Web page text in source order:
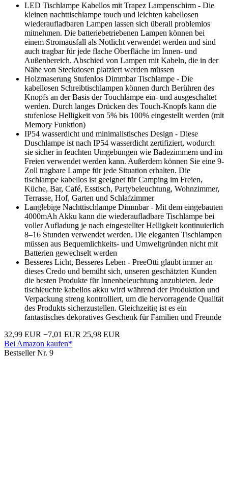
LED Tischlampe Kabellos mit Trapez Lampenschirm - Die
kleinen nachttischlampe touch und leichten kabellosen
wiederaufladbaren Lampen lassen sich überall problemlos
mitnehmen. Die batteriebetriebenen Lampen können bei
einem Stromausfall als Notlicht verwendet werden und sind
auch tragbar für jede flache Oberfläche im Innen- und
Außenbereich. Abschied von Lampen mit Kabeln, die in der
Nähe von Steckdosen platziert werden müssen
Holzmaserung Stufenlos Dimmbar Tischlampe - Die
kabellosen Schreibtischlampen können durch Berühren des
Knopfs an der Basis der Touchlampe ein- und ausgeschaltet
werden. Durch langes Drücken des Touch-Knopfs kann die
stufenlose Helligkeit von 5% bis 100% eingestellt werden (mit
Memory Funktion)
IP54 wasserdicht und minimalistisches Design - Diese
Duschlampe ist nach IP54 wasserdicht zertifiziert, wodurch
sie sicher in feuchten Umgebungen wie Badezimmern und im
Freien verwendet werden kann. Außerdem können Sie eine 9-
Zoll tragbare Lampe für jede Situation erhalten. Die
tischlampe kabellos ist geeignet für Camping im Freien,
Küche, Bar, Café, Esstisch, Partybeleuchtung, Wohnzimmer,
Terrasse, Hof, Garten und Schlafzimmer
Langlebige Nachttischlampe Dimmbar - Mit dem eingebauten
4000mAh Akku kann die wiederaufladbare Tischlampe bei
voller Aufladung je nach eingestellter Helligkeit kontinuierlich
8–16 Stunden verwendet werden. Die eleganten Tischlampen
müssen aus Bequemlichkeits- und Umweltgründen nicht mit
Batterien gewechselt werden
Besseres Licht, Besseres Leben - PreeOtti glaubt immer an
dieses Credo und bemüht sich, unseren geschätzten Kunden
die besten Produkte für Innenbeleuchtung anzubieten. Jede
tischleuchte kabellos akku wird während der Produktion und
Verpackung streng kontrolliert, um die hervorragende Qualität
des Produkts sicherzustellen. Gleichzeitig ist es ein
fantastisches dekoratives Geschenk für Familien und Freunde
32,99 EUR −7,01 EUR 25,98 EUR
Bei Amazon kaufen*
Bestseller Nr. 9